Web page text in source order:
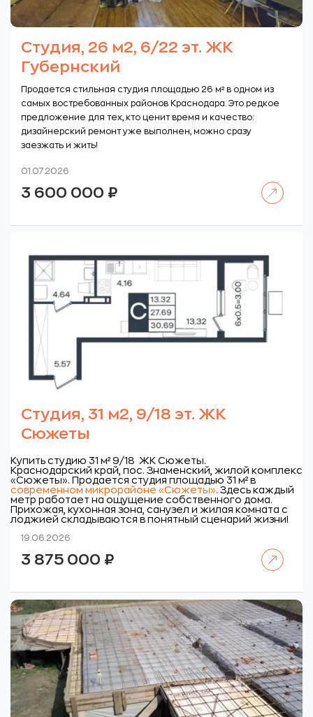
Студия, 26 м2, 6/22 эт. ЖК
Губернский
Продается стильная студия площадью 26 м² в одном из
самых востребованных районов Краснодара. Это редкое
предложение для тех, кто ценит время и качество:
дизайнерский ремонт уже выполнен, можно сразу
заезжать и жить!
01.07.2026
3 600 000 ₽
Студия, 31 м2, 9/18 эт. ЖК
Сюжеты
Купить студию 31 м² 9/18 ЖК Сюжеты.
Краснодарский край, пос. Знаменский, жилой комплекс
«Сюжеты». Продается студия площадью 31 м² в
современном микрорайоне «Сюжеты». Здесь каждый
метр работает на ощущение собственного дома.
Прихожая, кухонная зона, санузел и жилая комната с
лоджией складываются в понятный сценарий жизни!
19.06.2026
3 875 000 ₽